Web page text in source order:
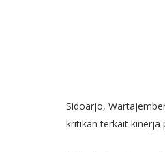
Sidoarjo,
kritikan terkait kinerja